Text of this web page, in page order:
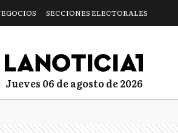
SECCIONES ELECTORALES
jueves 06 de agosto de 2026